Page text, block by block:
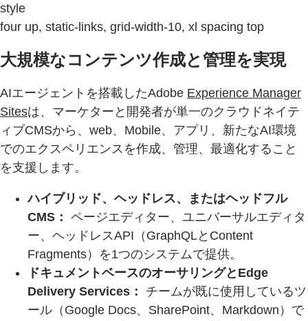
style
four up, static-links, grid-width-10, xl spacing top
大規模なコンテンツ作成と管理を実現
AIエージェントを搭載したAdobe Experience Manager
Sitesは、マーケターと開発者が単一のクラウドネイテ
ィブCMSから、web、Mobile、アプリ、新たなAI環境
でのエクスペリエンスを作成、管理、最適化すること
を支援します。
ハイブリッド、ヘッドレス、またはヘッドフル
CMS： ページエディター、ユニバーサルエディタ
ー、ヘッドレスAPI（GraphQLとContent
Fragments）を1つのシステムで提供。
ドキュメントベースのオーサリングとEdge
Delivery Services：
チームが既に使用しているツ
ール（Google Docs、SharePoint、Markdown）で